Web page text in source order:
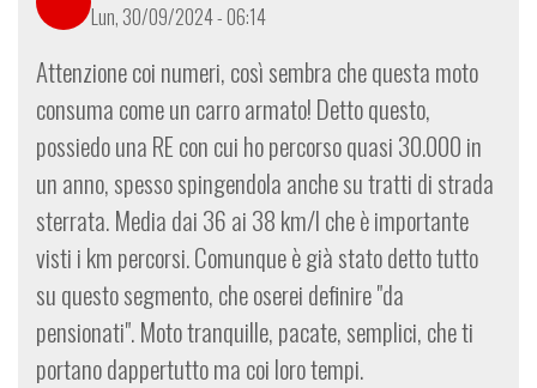
Lun, 30/09/2024 - 06:14
Attenzione coi numeri, così sembra che questa moto
consuma come un carro armato! Detto questo,
possiedo una RE con cui ho percorso quasi 30.000 in
un anno, spesso spingendola anche su tratti di strada
sterrata. Media dai 36 ai 38 km/l che è importante
visti i km percorsi. Comunque è già stato detto tutto
su questo segmento, che oserei definire "da
pensionati". Moto tranquille, pacate, semplici, che ti
portano dappertutto ma coi loro tempi.